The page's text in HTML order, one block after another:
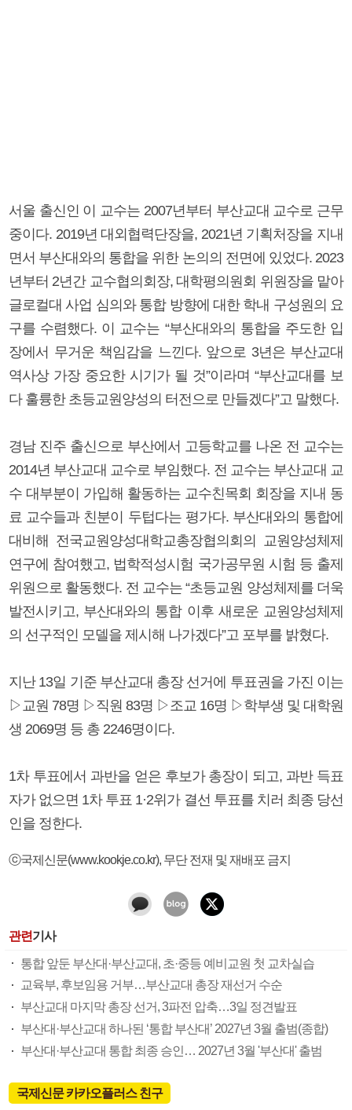
서울 출신인 이 교수는 2007년부터 부산교대 교수로 근무
중이다. 2019년 대외협력단장을, 2021년 기획처장을 지내
면서 부산대와의 통합을 위한 논의의 전면에 있었다. 2023
년부터 2년간 교수협의회장, 대학평의원회 위원장을 맡아
글로컬대 사업 심의와 통합 방향에 대한 학내 구성원의 요
구를 수렴했다. 이 교수는 “부산대와의 통합을 주도한 입
장에서 무거운 책임감을 느낀다. 앞으로 3년은 부산교대
역사상 가장 중요한 시기가 될 것”이라며 “부산교대를 보
다 훌륭한 초등교원양성의 터전으로 만들겠다”고 말했다.
경남 진주 출신으로 부산에서 고등학교를 나온 전 교수는
2014년 부산교대 교수로 부임했다. 전 교수는 부산교대 교
수 대부분이 가입해 활동하는 교수친목회 회장을 지내 동
료 교수들과 친분이 두텁다는 평가다. 부산대와의 통합에
대비해 전국교원양성대학교총장협의회의 교원양성체제
연구에 참여했고, 법학적성시험 국가공무원 시험 등 출제
위원으로 활동했다. 전 교수는 “초등교원 양성체제를 더욱
발전시키고, 부산대와의 통합 이후 새로운 교원양성체제
의 선구적인 모델을 제시해 나가겠다”고 포부를 밝혔다.
지난 13일 기준 부산교대 총장 선거에 투표권을 가진 이는
▷교원 78명 ▷직원 83명 ▷조교 16명 ▷학부생 및 대학원
생 2069명 등 총 2246명이다.
1차 투표에서 과반을 얻은 후보가 총장이 되고, 과반 득표
자가 없으면 1차 투표 1·2위가 결선 투표를 치러 최종 당선
인을 정한다.
ⓒ국제신문(www.kookje.co.kr), 무단 전재 및 재배포 금지
관련기사
통합 앞둔 부산대·부산교대, 초·중등 예비교원 첫 교차실습
교육부, 후보임용 거부…부산교대 총장 재선거 수순
부산교대 마지막 총장 선거, 3파전 압축…3일 정견발표
부산대·부산교대 하나된 ‘통합 부산대’ 2027년 3월 출범(종합)
부산대·부산교대 통합 최종 승인… 2027년 3월 '부산대' 출범
국제신문 카카오플러스 친구